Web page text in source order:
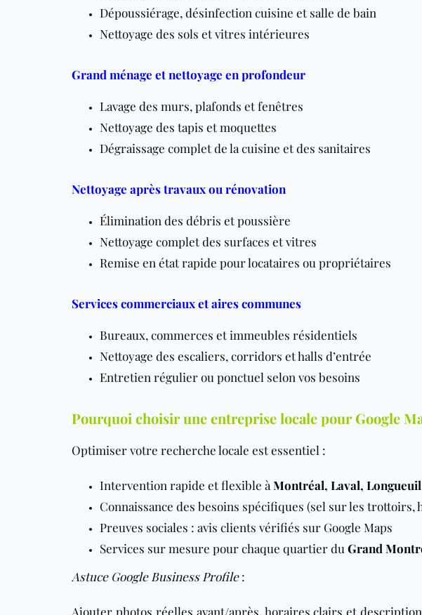
Dépoussiérage, désinfection cuisine et salle de bain
Nettoyage des sols et vitres intérieures
Grand ménage et nettoyage en profondeur
Lavage des murs, plafonds et fenêtres
Nettoyage des tapis et moquettes
Dégraissage complet de la cuisine et des sanitaires
Nettoyage après travaux ou rénovation
Élimination des débris et poussière
Nettoyage complet des surfaces et vitres
Remise en état rapide pour locataires ou propriétaires
Services commerciaux et aires communes
Bureaux, commerces et immeubles résidentiels
Nettoyage des escaliers, corridors et halls d’entrée
Entretien régulier ou ponctuel selon vos besoins
Pourquoi choisir une entreprise locale pour Google
Optimiser votre recherche locale est essentiel :
Intervention rapide et flexible à Montréal, Laval,
Connaissance des besoins spécifiques (sel sur les trottoirs,
Preuves sociales : avis clients vérifiés sur Google Maps
Services sur mesure pour chaque quartier du Grand
Astuce Google Business Profile:
Ajouter photos réelles avant/après, horaires clairs et